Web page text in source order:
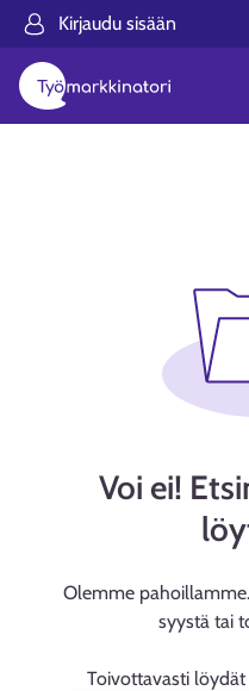
Kirjaudu sisään
Voi ei!
Olemme
syystä tai
Toivottavasti löydät